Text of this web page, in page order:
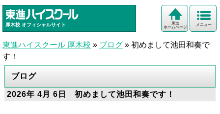
厚木校 オフィシャルサイト メニュー
東進
ホームページ
東進ハイスクール 厚木校 » ブログ » 初めまして池田和奏で
す！
ブログ
2026年 4月 6日 初めまして池田和奏です！